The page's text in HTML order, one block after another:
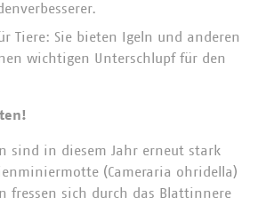
Tiere: Sie bieten Igeln und anderen
wichtigen Unterschlupf für den
sind in diesem Jahr erneut stark
(Cameraria ohridella)
fressen sich durch das Blattinnere